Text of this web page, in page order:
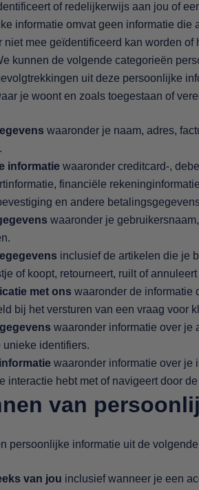
of redelijkerwijs aan jou of
informatie omvat geen informatie
niet mee geïdentificeerd kan worden
kunnen de volgende categorieën
uit deze persoonlijke
je woont en zoals toegestaan of
waaronder je naam, adres,
informatie waaronder creditcard-,
financiële
en andere
waaronder je
inclusief de artikelen die je
of koopt, retourneert, ruilt of
met ons waaronder de informatie
bij het versturen van een vraag voor
waaronder informatie over je
unieke identifiers.
waaronder informatie over je
interactie hebt met of navigeert door
van
persoonlijke informatie uit de
van jou inclusief wanneer je een